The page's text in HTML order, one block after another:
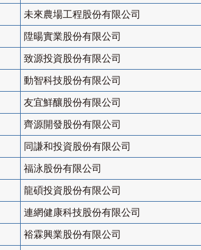
未來農場工程股份有限公司
陞暘實業股份有限公司
致源投資股份有限公司
動智科技股份有限公司
友宜鮮釀股份有限公司
齊源開發股份有限公司
同謙和投資股份有限公司
福泳股份有限公司
龍碩投資股份有限公司
連網健康科技股份有限公司
裕霖興業股份有限公司